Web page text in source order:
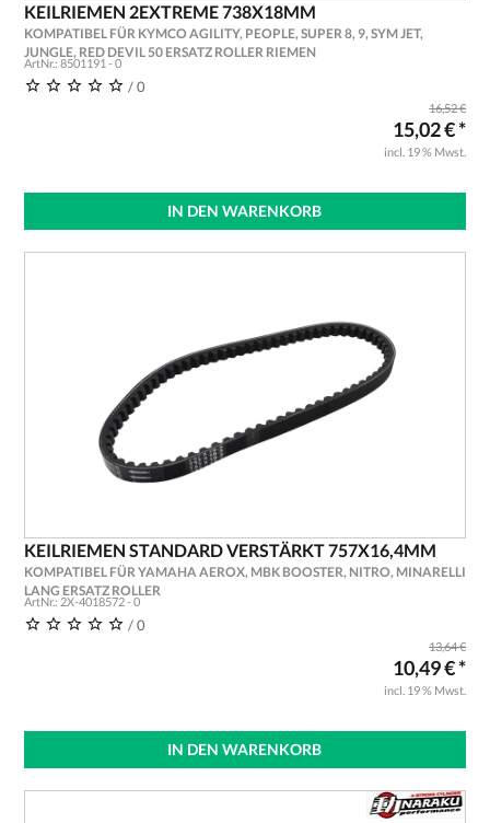
KEILRIEMEN 2EXTREME 738X18MM
KOMPATIBEL FÜR KYMCO AGILITY, PEOPLE, SUPER 8, 9, SYM JET,
JUNGLE, RED DEVIL 50 ERSATZ ROLLER RIEMEN
ArtNr.: 8501191 - 0
/ 0
16,52 €
15,02 € *
incl. 19 % Mwst.
IN DEN WARENKORB
KEILRIEMEN STANDARD VERSTÄRKT 757X16,4MM
KOMPATIBEL FÜR YAMAHA AEROX, MBK BOOSTER, NITRO, MINARELLI
LANG ERSATZ ROLLER
ArtNr.: 2X-4018572 - 0
/ 0
13,64 €
10,49 € *
incl. 19 % Mwst.
IN DEN WARENKORB